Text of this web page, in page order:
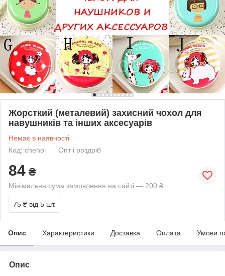
Жорсткий (металевий) захисний чохол для
навушників та інших аксесуарів
Немає в наявності
Код: chehol
Опт і роздріб
84 ₴
Мінімальна сума замовлення на сайті — 200 ₴
75 ₴ від 5 шт.
Опис Характеристики Доставка Оплата Умови
Опис